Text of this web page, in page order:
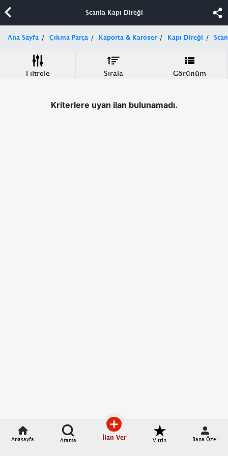
Scania Kapı Direği
Ana Sayfa Çıkma Parça Kaporta & Karoser Kapı Direği
Filtrele Sırala Görünüm
Kriterlere uyan ilan bulunamadı.
Anasayfa Arama İlan Ver Vitrin Bana Özel